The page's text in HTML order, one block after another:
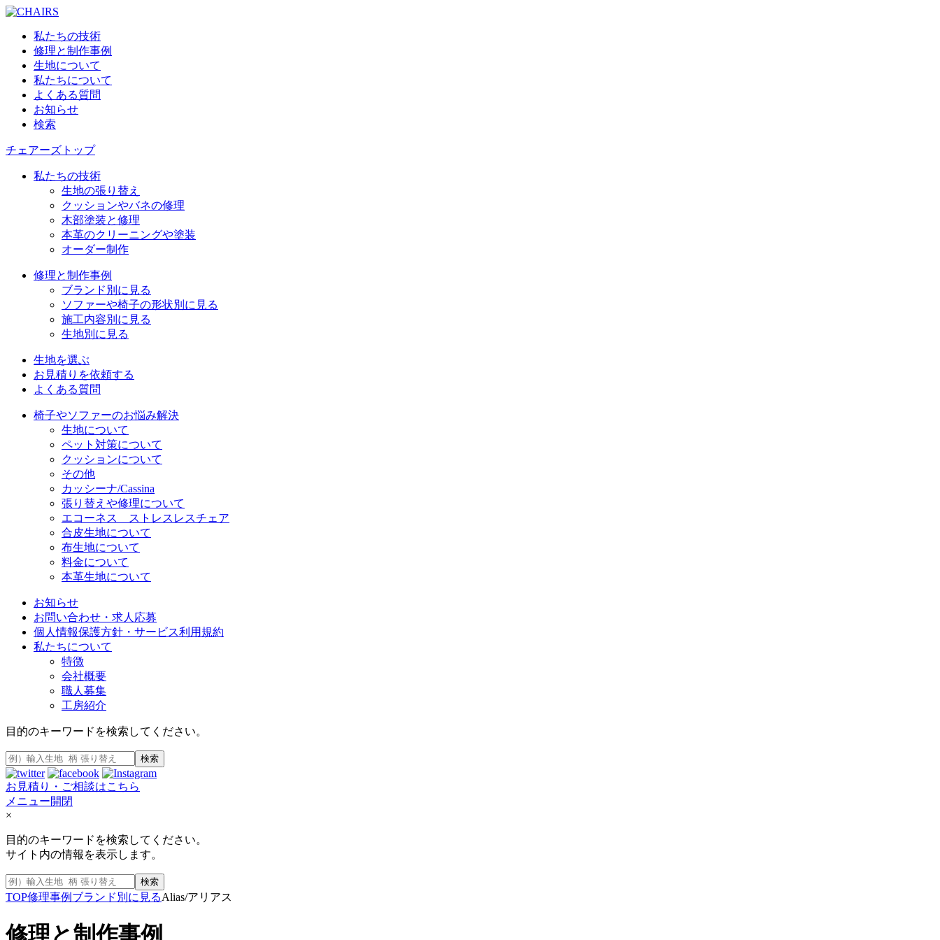
私たちの技術
修理と制作事例
生地について
私たちについて
よくある質問
お知らせ
検索
チェアーズトップ
私たちの技術
生地の張り替え
クッションやバネの修理
木部塗装と修理
本革のクリーニングや塗装
オーダー制作
修理と制作事例
ブランド別に見る
ソファーや椅子の形状別に見る
施工内容別に見る
生地別に見る
生地を選ぶ
お見積りを依頼する
よくある質問
椅子やソファーのお悩み解決
生地について
ペット対策について
クッションについて
その他
カッシーナ/Cassina
張り替えや修理について
エコーネス ストレスレスチェア
合皮生地について
布生地について
料金について
本革生地について
お知らせ
お問い合わせ・求人応募
個人情報保護方針・サービス利用規約
私たちについて
特徴
会社概要
職人募集
工房紹介
目的のキーワードを検索してください。
検索
お見積り・ご相談はこちら
メニュー開閉
×
目的のキーワードを検索してください。
サイト内の情報を表示します。
検索
TOP修理事例 ブランド別に見るAlias/アリアス
修理と制作事例